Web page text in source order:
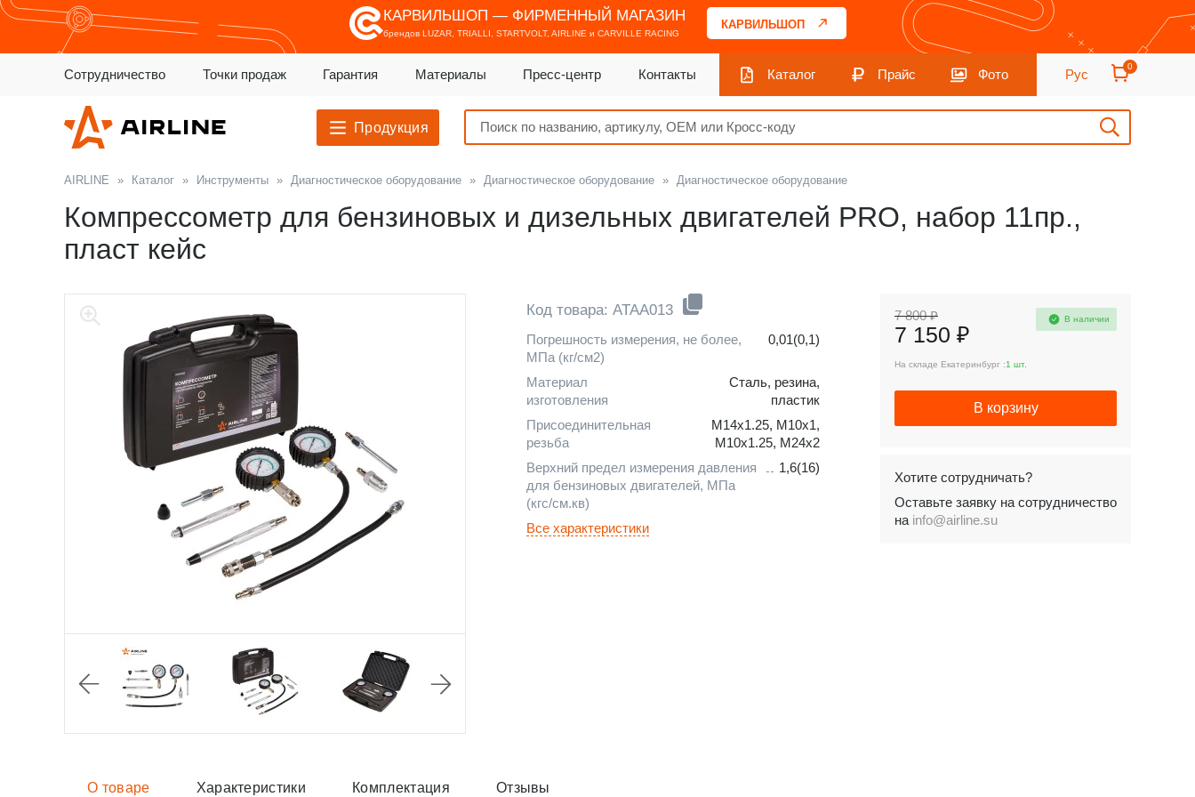
КАРВИЛЬШОП — ФИРМЕННЫЙ МАГАЗИН
брендов LUZAR, TRIALLI, STARTVOLT, AIRLINE и CARVILLE RACING
КАРВИЛЬШОП
Сотрудничество Точки продаж Гарантия Материалы Пресс-центр Контакты Каталог Прайс Фото Рус
0
Продукция
AIRLINE » Каталог » Инструменты » Диагностическое оборудование » Диагностическое оборудование » Диагностическое оборудование
Компрессометр для бензиновых и дизельных двигателей PRO, набор 11пр.,
пласт кейс
Код товара: ATAA013
Погрешность измерения, не более,
МПа (кг/см2)
0,01(0,1)
Материал
изготовления
Сталь, резина,
пластик
Присоединительная
резьба
M14x1.25, M10x1,
M10x1.25, М24x2
Верхний предел измерения давления
для бензиновых двигателей, МПа
(кгс/см.кв)
1,6(16)
Все характеристики
7 800 ₽
7 150 ₽
В наличии
На складе Екатеринбург :1 шт.
В корзину
Хотите сотрудничать?
Оставьте заявку на сотрудничество
на info@airline.su
О товаре Характеристики Комплектация Отзывы